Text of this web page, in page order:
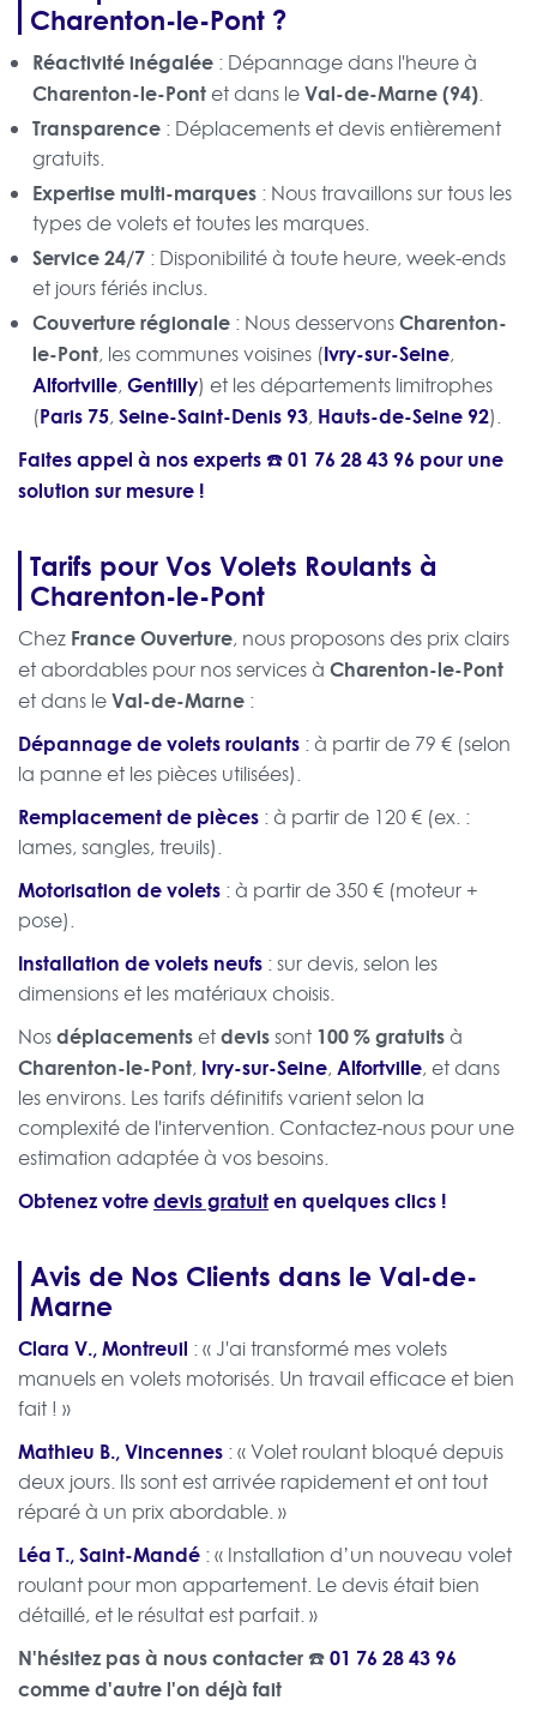
Charenton-le-Pont ?
Réactivité inégalée : Dépannage dans l'heure à
Charenton-le-Pont et dans leVal-de-Marne (94).
Transparence : Déplacements et devis entièrement
gratuits.
Expertise multi-marques : Nous travaillons sur tous les
types de volets et toutes les marques.
Service 24/7 : Disponibilité à toute heure, week-ends
et jours fériés inclus.
Couverture régionale : Nous desservonsCharenton-
le-Pont, les communes voisines (Ivry-sur-Seine,
Alfortville, Gentilly) et les départements limitrophes
(Paris 75, Seine-Saint-Denis 93, Hauts-de-Seine 92).
Faites appel à nos experts ☎️01 76 28 43 96 pour une
solution sur mesure !
Tarifs pour Vos Volets Roulants à
Charenton-le-Pont
Chez France Ouverture, nous proposons des prix clairs
et abordables pour nos services à Charenton-le-Pont
et dans leVal-de-Marne :
Dépannage de volets roulants : à partir de 79 € (selon
la panne et les pièces utilisées).
Remplacement de pièces : à partir de 120 € (ex. :
lames, sangles, treuils).
Motorisation de volets : à partir de 350 € (moteur +
pose).
Installation de volets neufs : sur devis, selon les
dimensions et les matériaux choisis.
Nosdéplacements etdevissont 100 % gratuitsà
Charenton-le-Pont, Ivry-sur-Seine, Alfortville, et dans
les environs. Les tarifs définitifs varient selon la
complexité de l'intervention. Contactez-nous pour une
estimation adaptée à vos besoins.
Obtenez votredevis gratuiten quelques clics !
Avis de Nos Clients dans le Val-de-
Marne
Clara V., Montreuil : « J'ai transformé mes volets
manuels en volets motorisés. Un travail efficace et bien
fait ! »
Mathieu B., Vincennes : « Volet roulant bloqué depuis
deux jours. Ils sont est arrivée rapidement et ont tout
réparé à un prix abordable. »
Léa T., Saint-Mandé : « Installation d’un nouveau volet
roulant pour mon appartement. Le devis était bien
détaillé, et le résultat est parfait. »
N'hésitez pas à nous contacter ☎️01 76 28 43 96
comme d'autre l'on déjà fait